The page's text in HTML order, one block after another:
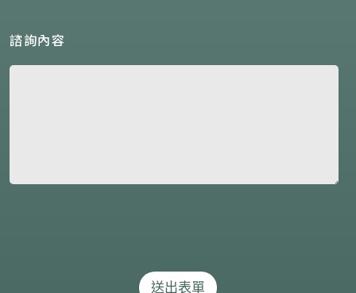
諮詢內容
送出表單